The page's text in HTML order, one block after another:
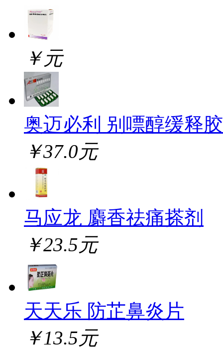
￥元
奥迈必利 别嘌醇缓释
￥37.0元
马应龙 麝香祛痛搽剂
￥23.5元
天天乐 防芷鼻炎片
￥13.5元